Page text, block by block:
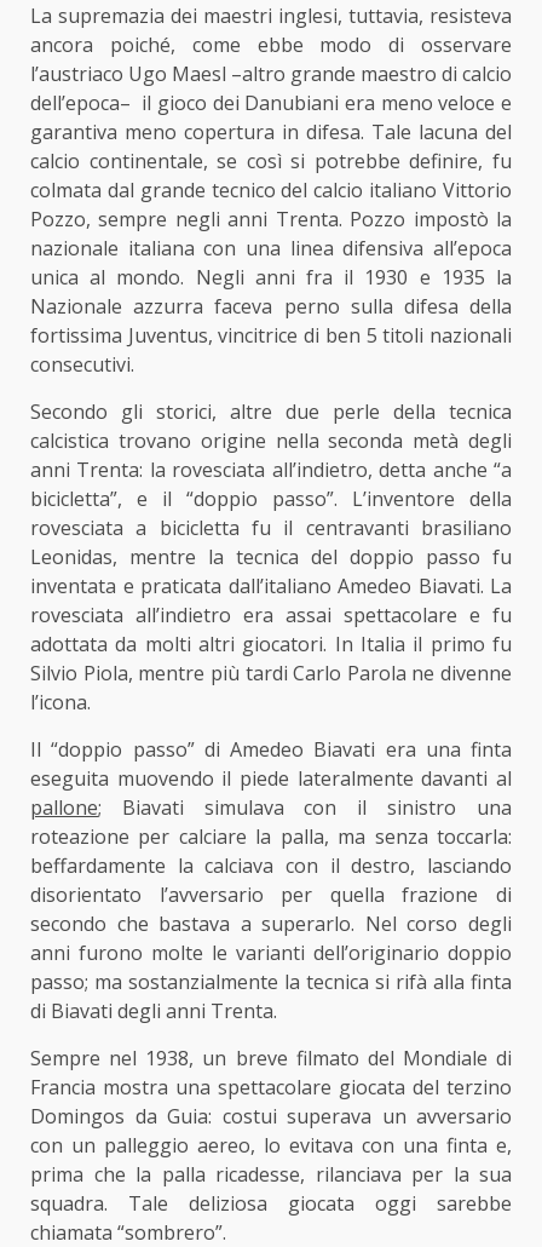
La supremazia dei maestri inglesi, tuttavia, resisteva
ancora poiché, come ebbe modo di osservare
l’austriaco Ugo Maesl –altro grande maestro di calcio
dell’epoca– il gioco dei Danubiani era meno veloce e
garantiva meno copertura in difesa. Tale lacuna del
calcio continentale, se così si potrebbe definire, fu
colmata dal grande tecnico del calcio italiano Vittorio
Pozzo, sempre negli anni Trenta. Pozzo impostò la
nazionale italiana con una linea difensiva all’epoca
unica al mondo. Negli anni fra il 1930 e 1935 la
Nazionale azzurra faceva perno sulla difesa della
fortissima Juventus, vincitrice di ben 5 titoli nazionali
consecutivi.
Secondo gli storici, altre due perle della tecnica
calcistica trovano origine nella seconda metà degli
anni Trenta: la rovesciata all’indietro, detta anche “a
bicicletta”, e il “doppio passo”. L’inventore della
rovesciata a bicicletta fu il centravanti brasiliano
Leonidas, mentre la tecnica del doppio passo fu
inventata e praticata dall’italiano Amedeo Biavati. La
rovesciata all’indietro era assai spettacolare e fu
adottata da molti altri giocatori. In Italia il primo fu
Silvio Piola, mentre più tardi Carlo Parola ne divenne
l’icona.
Il “doppio passo” di Amedeo Biavati era una finta
eseguita muovendo il piede lateralmente davanti al
pallone; Biavati simulava con il sinistro una
roteazione per calciare la palla, ma senza toccarla:
beffardamente la calciava con il destro, lasciando
disorientato l’avversario per quella frazione di
secondo che bastava a superarlo. Nel corso degli
anni furono molte le varianti dell’originario doppio
passo; ma sostanzialmente la tecnica si rifà alla finta
di Biavati degli anni Trenta.
Sempre nel 1938, un breve filmato del Mondiale di
Francia mostra una spettacolare giocata del terzino
Domingos da Guia: costui superava un avversario
con un palleggio aereo, lo evitava con una finta e,
prima che la palla ricadesse, rilanciava per la sua
squadra. Tale deliziosa giocata oggi sarebbe
chiamata “sombrero”.